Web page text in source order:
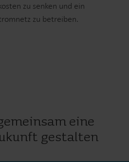
zu senken und ein
zu betreiben.
eine
gestalten